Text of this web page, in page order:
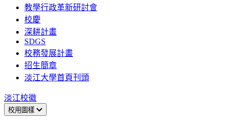
教學行政革新研討會
校慶
深耕計畫
SDGS
校務發展計畫
招生簡章
淡江大學首頁刊頭
淡江校徽
校用圖樣